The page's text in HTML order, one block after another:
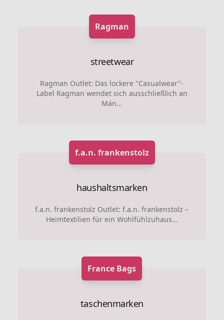
Ragman
streetwear
Ragman Outlet: Das lockere "Casualwear"-
Label Ragman wendet sich ausschließlich an
Män...
f.a.n. frankenstolz
haushaltsmarken
f.a.n. frankenstolz Outlet: f.a.n. frankenstolz –
Heimtextilien für ein Wohlfühlzuhaus...
France Bags
taschenmarken